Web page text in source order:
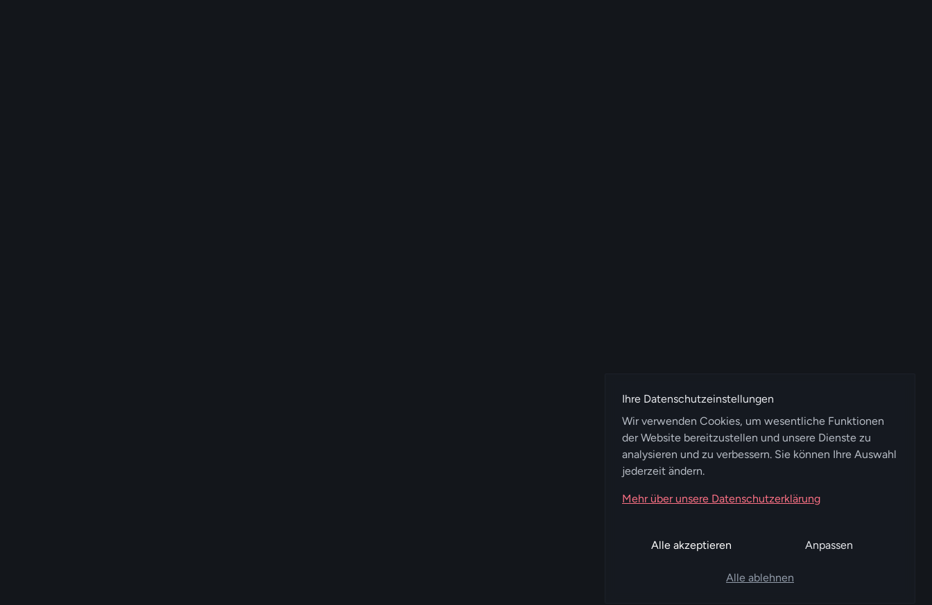
Ihre Datenschutzeinstellungen
Wir verwenden Cookies, um wesentliche Funktionen
der Website bereitzustellen und unsere Dienste zu
analysieren und zu verbessern. Sie können Ihre Auswahl
jederzeit ändern.
Mehr über unsere Datenschutzerklärung
Alle akzeptieren Anpassen
Alle ablehnen